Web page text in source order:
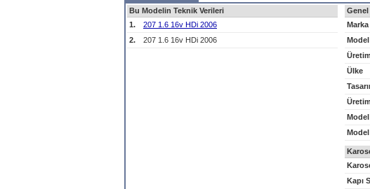
Bu Modelin Teknik Verileri
1.
207 1.6 16v HDi 2006
2.
207 1.6 16v HDi 2006
Marka
Model
Üretim
Ülke
Kapı